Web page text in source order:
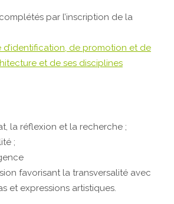
par l’inscription de la
de promotion et de
et de ses disciplines
la réflexion et la recherche ;
;
favorisant la transversalité avec
et expressions artistiques.